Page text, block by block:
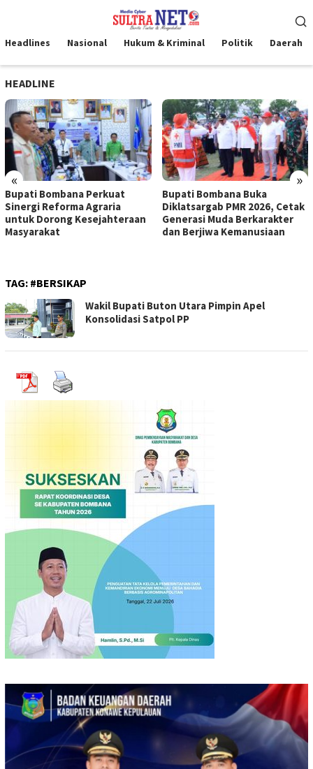
kontenMobile
Headlines Nasional Hukum & Kriminal Politik Daerah
HEADLINE
« »
Bupati Bombana Perkuat
Sinergi Reforma Agraria
untuk Dorong Kesejahteraan
Masyarakat
Bupati Bombana Buka
Diklatsargab PMR 2026, Cetak
Generasi Muda Berkarakter
dan Berjiwa Kemanusiaan
TAG: #BERSIKAP
Wakil Bupati Buton Utara Pimpin Apel
Konsolidasi Satpol PP